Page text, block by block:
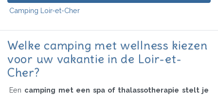
Camping Loir-et-Cher
Welke camping met wellness kiezen
voor uw vakantie in de Loir-et-
Cher?
Een camping met een spa of thalassotherapie stelt je